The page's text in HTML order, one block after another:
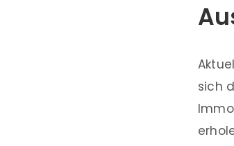
sich